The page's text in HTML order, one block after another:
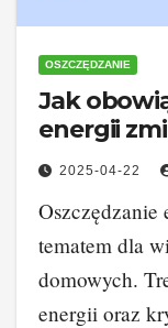
OSZCZĘDZANIE
Jak
energii
2025-04-22
Oszczędzanie
tematem dla
domowych.
energii oraz